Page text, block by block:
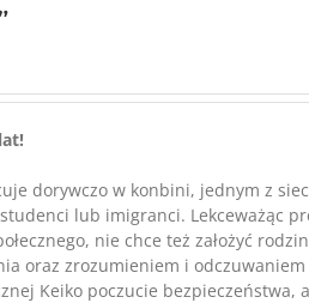
dorywczo w konbini, jednym z
lub imigranci. Lekceważąc
nie chce też założyć
oraz zrozumieniem i odczuwaniem
Keiko poczucie bezpieczeństwa,